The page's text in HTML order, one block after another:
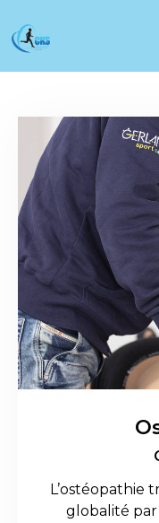
L’ostéopathie
globalité par